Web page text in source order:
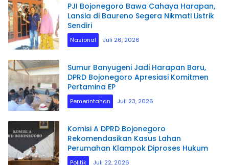
PJI Bojonegoro Bawa Cahaya Harapan,
Lansia di Baureno Segera Nikmati Listrik
Sendiri
Nasional Juli 26, 2026
Sumur Banyugeni Jadi Harapan Baru,
DPRD Bojonegoro Apresiasi Komitmen
Pertamina EP
Pemerintahan Juli 23, 2026
Komisi A DPRD Bojonegoro
Rekomendasikan Kasus Lahan
Perumahan Klampok Diproses Hukum
Politik Juli 22, 2026